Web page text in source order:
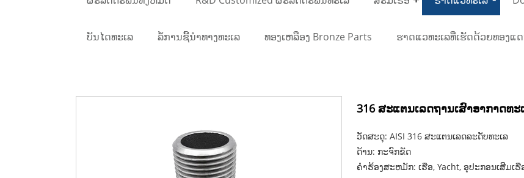
ບັນໄດທະເລ ລໍ້ການຊີ້ນໍາທາງທະເລ ທອງເຫລືອງ Bronze Parts ຮາດແວທະເລທີ່ເຮັດດ້ວຍທອງແດ
316 ສະແຕນເລດຖານເສົາອາກາດທ
ວັດສະດຸ: AISI 316 ສະແຕນເລດລະດັບທະເລ
ດ້ານ: ກະຈົກຂັດ
ຄໍາຮ້ອງສະຫມັກ: ເຮືອ, Yacht, ອຸປະກອນເສີມເ